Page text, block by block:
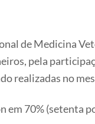
de Medicina
pela
realizadas no
em 70% (setenta